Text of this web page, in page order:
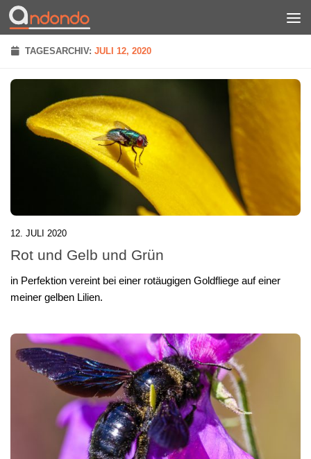
Zum Inhalt springen
TAGESARCHIV:JULI 12, 2020
12. JULI 2020
Rot und Gelb und Grün
in Perfektion vereint bei einer rotäugigen Goldfliege auf einer
meiner gelben Lilien.